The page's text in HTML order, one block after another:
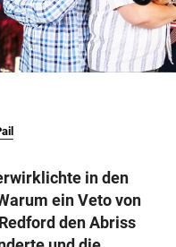
2026
in den
ein Veto von
den Abriss